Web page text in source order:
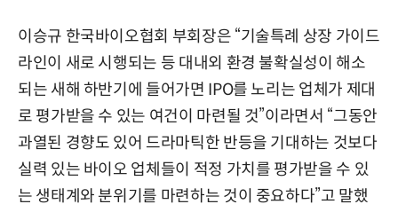
이승규 한국바이오협회 부회장은 “기술특례 상장 가이드
라인이 새로 시행되는 등 대내외 환경 불확실성이 해소
되는 새해 하반기에 들어가면 IPO를 노리는 업체가 제대
로 평가받을 수 있는 여건이 마련될 것”이라면서 “그동안
과열된 경향도 있어 드라마틱한 반등을 기대하는 것보다
실력 있는 바이오 업체들이 적정 가치를 평가받을 수 있
는 생태계와 분위기를 마련하는 것이 중요하다”고 말했